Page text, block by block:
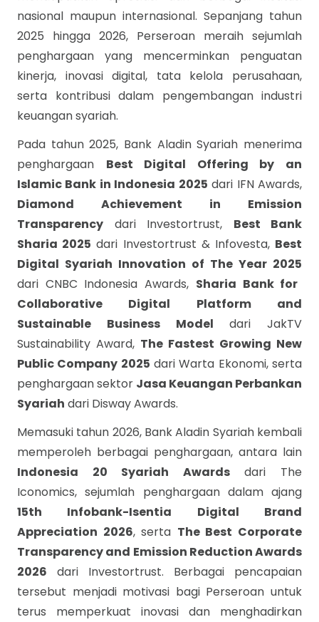
nasional maupun internasional. Sepanjang tahun
2025 hingga 2026, Perseroan meraih sejumlah
penghargaan yang mencerminkan penguatan
kinerja, inovasi digital, tata kelola perusahaan,
serta kontribusi dalam pengembangan industri
keuangan syariah.
Pada tahun 2025, Bank Aladin Syariah menerima
penghargaan Best Digital Offering by an
Islamic Bank in Indonesia 2025 dari IFN Awards,
Diamond Achievement in Emission
Transparency dari Investortrust, Best Bank
Sharia 2025 dari Investortrust & Infovesta, Best
Digital Syariah Innovation of The Year 2025
dari CNBC Indonesia Awards, Sharia Bank for
Collaborative Digital Platform and
Sustainable Business Model dari JakTV
Sustainability Award, The Fastest Growing New
Public Company 2025 dari Warta Ekonomi, serta
penghargaan sektor Jasa Keuangan Perbankan
Syariah dari Disway Awards.
Memasuki tahun 2026, Bank Aladin Syariah kembali
memperoleh berbagai penghargaan, antara lain
Indonesia 20 Syariah Awardsdari The
Iconomics, sejumlah penghargaan dalam ajang
15th Infobank-Isentia Digital Brand
Appreciation 2026, serta The Best Corporate
Transparency and Emission Reduction Awards
2026 dari Investortrust. Berbagai pencapaian
tersebut menjadi motivasi bagi Perseroan untuk
terus memperkuat inovasi dan menghadirkan